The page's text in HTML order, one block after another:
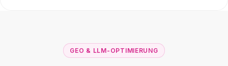
GEO & LLM-OPTIMIERUNG